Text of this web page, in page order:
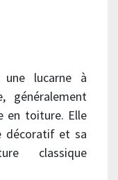
lucarne à
généralement
en toiture. Elle
décoratif et sa
classique